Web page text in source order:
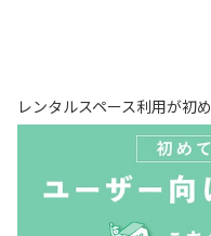
レンタルスペース利用が初